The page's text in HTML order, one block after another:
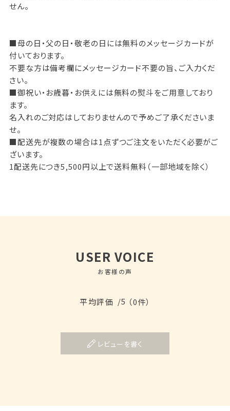
せん。
■母の日・父の日・敬老の日には無料のメッセージカードが
付いております。
不要な方は備考欄にメッセージカード不要の旨、ご入力くだ
さい。
■御祝い・お歳暮・お供えには無料の熨斗をご用意しており
ます。
名入れのご対応はしておりませんので予めご了承くださいま
せ。
■配送先が複数の場合は1点ずつご注文をいただく必要がご
ざいます。
1配送先につき5,500円以上で送料無料（一部地域を除く）
USER VOICE
お客様の声
平均評価 /5 （0件）
レビューを書く